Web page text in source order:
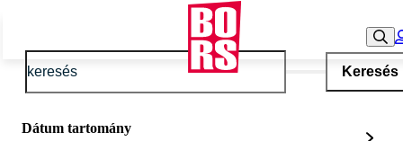
Keresés
Dátum tartomány